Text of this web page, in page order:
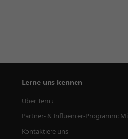
Lerne uns kennen
Über Temu
Partner- & Influencer-Programm:
Kontaktiere uns